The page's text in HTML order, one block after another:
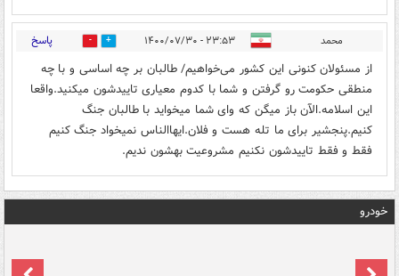
محمد ۲۳:۵۳ - ۱۴۰۰/۰۷/۳۰ 1 پاسخ
از مسئولان کنونی این کشور می‌خواهیم/ طالبان بر چه اساسی و با چه
منطقی حکومت رو گرفتن و شما با کدوم معیاری تاییدشون میکنید.واقعا
این اسلامه.الآن باز میگن که وای شما میخواید با طالبان جنگ
کنیم.پنجشیر برای ما تله هست و فلان.ايهاالناس نمیخواد جنگ کنیم
فقط و فقط تاییدشون نکنیم مشروعیت بهشون ندیم.
خودرو